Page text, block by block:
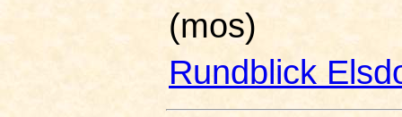
(mos)
Rundblick